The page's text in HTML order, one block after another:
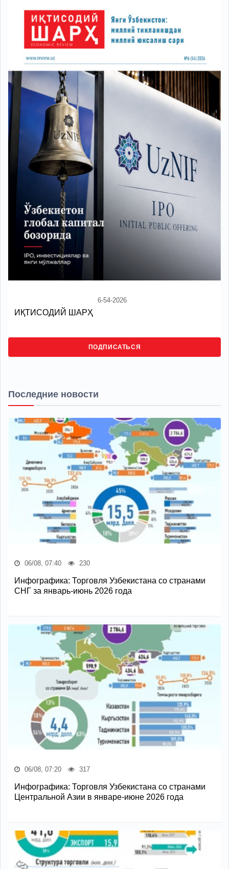
6-54-2026
ИҚТИСОДИЙ ШАРҲ
ПОДПИСАТЬСЯ
Последние новости
06/08, 07:40 230
Инфографика: Торговля Узбекистана со странами
СНГ за январь-июнь 2026 года
06/08, 07:20 317
Инфографика: Торговля Узбекистана со странами
Центральной Азии в январе-июне 2026 года